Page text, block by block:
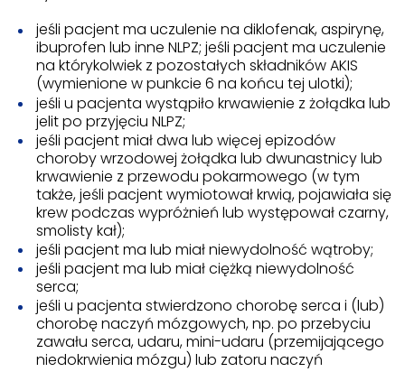
jeśli pacjent ma uczulenie na diklofenak, aspirynę,
ibuprofen lub inne NLPZ; jeśli pacjent ma uczulenie
na którykolwiek z pozostałych składników AKIS
(wymienione w punkcie 6 na końcu tej ulotki);
jeśli u pacjenta wystąpiło krwawienie z żołądka lub
jelit po przyjęciu NLPZ;
jeśli pacjent miał dwa lub więcej epizodów
choroby wrzodowej żołądka lub dwunastnicy lub
krwawienie z przewodu pokarmowego (w tym
także, jeśli pacjent wymiotował krwią, pojawiała się
krew podczas wypróżnień lub występował czarny,
smolisty kał);
jeśli pacjent ma lub miał niewydolność wątroby;
jeśli pacjent ma lub miał ciężką niewydolność
serca;
jeśli u pacjenta stwierdzono chorobę serca i (lub)
chorobę naczyń mózgowych, np. po przebyciu
zawału serca, udaru, mini-udaru (przemijającego
niedokrwienia mózgu) lub zatoru naczyń